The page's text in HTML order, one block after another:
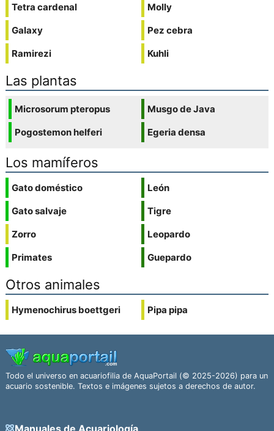
Tetra cardenal
Galaxy
Ramirezi
Molly
Pez cebra
Kuhli
Las plantas
Microsorum pteropus
Pogostemon helferi
Musgo de Java
Egeria densa
Los mamíferos
Gato doméstico
Gato salvaje
Zorro
Primates
León
Tigre
Leopardo
Guepardo
Otros animales
Hymenochirus boettgeri Pipa pipa
Todo el universo en acuariofilia de AquaPortail (© 2025-2026) para un
acuario sostenible. Textos e imágenes sujetos a derechos de autor.
Manuales de Acuariología